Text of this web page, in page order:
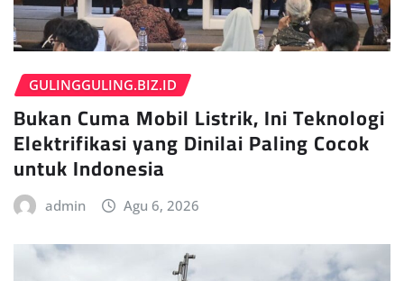
GULINGGULING.BIZ.ID
Bukan Cuma Mobil Listrik, Ini Teknologi
Elektrifikasi yang Dinilai Paling Cocok
untuk Indonesia
admin Agu 6, 2026